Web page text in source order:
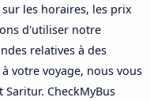
les horaires, les prix
d'utiliser notre
relatives à des
votre voyage, nous vous
CheckMyBus